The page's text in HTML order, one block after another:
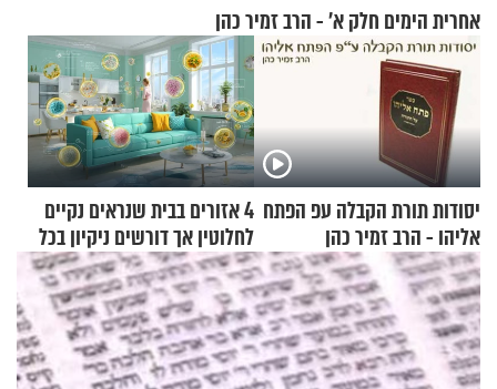
אחרית הימים חלק א’ - הרב זמיר כהן
יסודות תורת הקבלה עפ הפתח
אליהו - הרב זמיר כהן
4 אזורים בבית שנראים נקיים
לחלוטין אך דורשים ניקיון בכל
סוף שבוע